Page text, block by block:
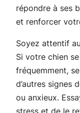
répondre à ses
et renforcer
Soyez attentif
Si votre chien
fréquemment,
d’autres signes
ou anxieux.
stress et de le